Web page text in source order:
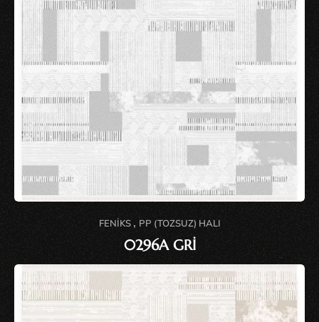
FENIKS , PP (TOZSUZ) HALI
0296A GRİ